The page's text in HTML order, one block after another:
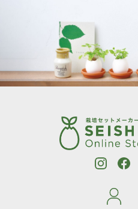
［植物別］ アップルミント
［植物別］ イタリアンパセリ
［植物別］ オレンジバーム
［植物別］ キャットニップ